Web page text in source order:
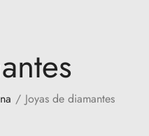
Joyas de diamantes